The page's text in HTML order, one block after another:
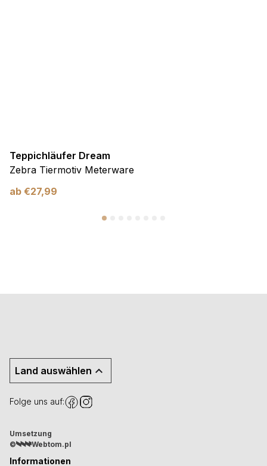
Teppichläufer Dream
Zebra Tiermotiv Meterware
ab €27,99
Land auswählen
Folge uns auf:
Umsetzung
©
Webtom.pl
Informationen